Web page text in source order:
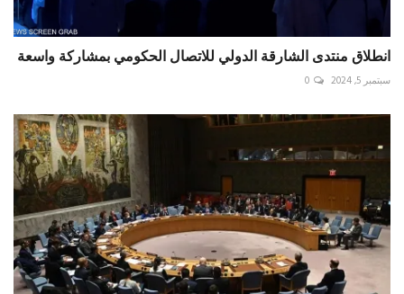
انطلاق منتدى الشارقة الدولي للاتصال الحكومي بمشاركة واسعة
سبتمبر 5, 2024 0